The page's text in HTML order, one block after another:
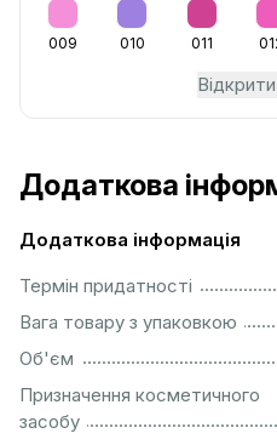
009 010 011
Додаткова
Додаткова інформація
Термін придатності
Вага товару з упаковкою
Об'єм
Призначення косметичного
засобу